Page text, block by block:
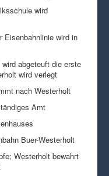
wird
Eisenbahnlinie wird in
abgeteuft die erste
wird verlegt
nach Westerholt
Amt
Buer-Westerholt
Westerholt bewahrt